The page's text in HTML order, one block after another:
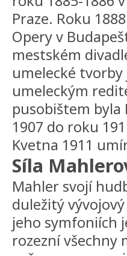
Praze. Roku
Opery v
mestském
umelecké tvorby
umeleckým
pusobištem
1907 do roku
Kvetna 1911
Síla
Mahler svojí
duležitý
jeho symfoniích
rozezní všechny